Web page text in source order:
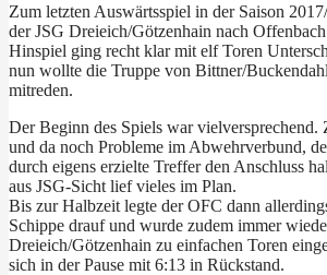
Zum letzten Auswärtsspiel in der Saison
der JSG Dreieich/Götzenhain nach
Hinspiel ging recht klar mit elf Toren
nun wollte die Truppe von Bittner/
mitreden.
Der Beginn des Spiels war vielversprechend.
und da noch Probleme im Abwehrverbund,
durch eigens erzielte Treffer den Anschluss
aus JSG-Sicht lief vieles im Plan.
Bis zur Halbzeit legte der OFC dann
Schippe drauf und wurde zudem immer
Dreieich/Götzenhain zu einfachen Toren
sich in der Pause mit 6:13 in Rückstand.